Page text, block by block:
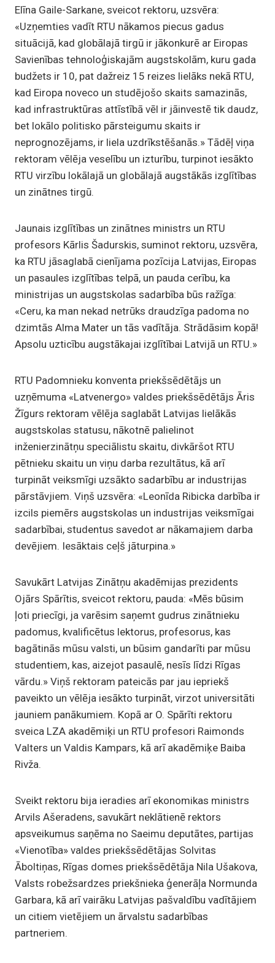
Elīna Gaile-Sarkane, sveicot rektoru, uzsvēra:
«Uzņemties vadīt RTU nākamos piecus gadus
situācijā, kad globālajā tirgū ir jākonkurē ar Eiropas
Savienības tehnoloģiskajām augstskolām, kuru gada
budžets ir 10, pat dažreiz 15 reizes lielāks nekā RTU,
kad Eiropa noveco un studējošo skaits samazinās,
kad infrastruktūras attīstībā vēl ir jāinvestē tik daudz,
bet lokālo politisko pārsteigumu skaits ir
neprognozējams, ir liela uzdrīkstēšanās.» Tādēļ viņa
rektoram vēlēja veselību un izturību, turpinot iesākto
RTU virzību lokālajā un globālajā augstākās izglītības
un zinātnes tirgū.
Jaunais izglītības un zinātnes ministrs un RTU
profesors Kārlis Šadurskis, suminot rektoru, uzsvēra,
ka RTU jāsaglabā cienījama pozīcija Latvijas, Eiropas
un pasaules izglītības telpā, un pauda cerību, ka
ministrijas un augstskolas sadarbība būs ražīga:
«Ceru, ka man nekad netrūks draudzīga padoma no
dzimtās Alma Mater un tās vadītāja. Strādāsim kopā!
Apsolu uzticību augstākajai izglītībai Latvijā un RTU.»
RTU Padomnieku konventa priekšsēdētājs un
uzņēmuma «Latvenergo» valdes priekšsēdētājs Āris
Žīgurs rektoram vēlēja saglabāt Latvijas lielākās
augstskolas statusu, nākotnē palielinot
inženierzinātņu speciālistu skaitu, divkāršot RTU
pētnieku skaitu un viņu darba rezultātus, kā arī
turpināt veiksmīgi uzsākto sadarbību ar industrijas
pārstāvjiem. Viņš uzsvēra: «Leonīda Ribicka darbība ir
izcils piemērs augstskolas un industrijas veiksmīgai
sadarbībai, studentus savedot ar nākamajiem darba
devējiem. Iesāktais ceļš jāturpina.»
Savukārt Latvijas Zinātņu akadēmijas prezidents
Ojārs Spārītis, sveicot rektoru, pauda: «Mēs būsim
ļoti priecīgi, ja varēsim saņemt gudrus zinātnieku
padomus, kvalificētus lektorus, profesorus, kas
bagātinās mūsu valsti, un būsim gandarīti par mūsu
studentiem, kas, aizejot pasaulē, nesīs līdzi Rīgas
vārdu.» Viņš rektoram pateicās par jau iepriekš
paveikto un vēlēja iesākto turpināt, virzot universitāti
jauniem panākumiem. Kopā ar O. Spārīti rektoru
sveica LZA akadēmiķi un RTU profesori Raimonds
Valters un Valdis Kampars, kā arī akadēmiķe Baiba
Rivža.
Sveikt rektoru bija ieradies arī ekonomikas ministrs
Arvils Ašeradens, savukārt neklātienē rektors
apsveikumus saņēma no Saeimu deputātes, partijas
«Vienotība» valdes priekšsēdētājas Solvitas
Āboltiņas, Rīgas domes priekšsēdētāja Nila Ušakova,
Valsts robežsardzes priekšnieka ģenerāļa Normunda
Garbara, kā arī vairāku Latvijas pašvaldību vadītājiem
un citiem vietējiem un ārvalstu sadarbības
partneriem.